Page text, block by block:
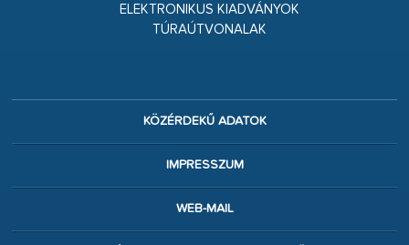
ELEKTRONIKUS KIADVÁNYOK
TÚRAÚTVONALAK
KÖZÉRDEKŰ ADATOK
IMPRESSZUM
WEB-MAIL